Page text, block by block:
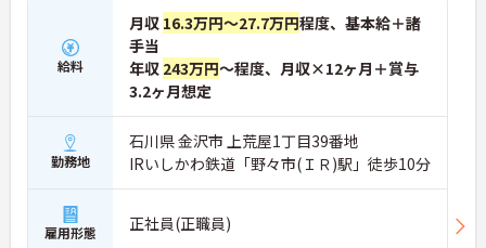
給料
月収 16.3万円～27.7万円程度、基本給＋諸
手当
年収 243万円～程度、月収×12ヶ月＋賞与
3.2ヶ月想定
勤務地
石川県 金沢市 上荒屋1丁目39番地
IRいしかわ鉄道「野々市(ＩＲ)駅」徒歩10分
雇用形態 正社員(正職員)